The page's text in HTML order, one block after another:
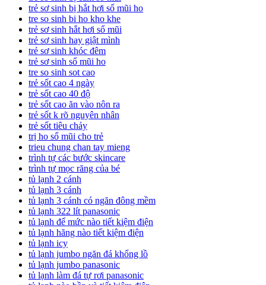
trẻ sơ sinh bị hắt hơi sổ mũi ho
tre so sinh bi ho kho khe
trẻ sơ sinh hắt hơi sổ mũi
trẻ sơ sinh hay giật mình
trẻ sơ sinh khóc đêm
trẻ sơ sinh sổ mũi ho
tre so sinh sot cao
trẻ sốt cao 4 ngày
trẻ sốt cao 40 độ
trẻ sốt cao ăn vào nôn ra
trẻ sốt k rõ nguyên nhân
trẻ sốt tiêu chảy
trị ho sổ mũi cho trẻ
trieu chung chan tay mieng
trình tự các bước skincare
trình tự mọc răng của bé
tủ lạnh 2 cánh
tủ lạnh 3 cánh
tủ lạnh 3 cánh có ngăn đông mềm
tủ lạnh 322 lít panasonic
tủ lạnh để mức nào tiết kiệm điện
tủ lạnh hãng nào tiết kiệm điện
tủ lạnh icy
tủ lạnh jumbo ngăn đá khổng lồ
tủ lạnh jumbo panasonic
tủ lạnh làm đá tự rơi panasonic